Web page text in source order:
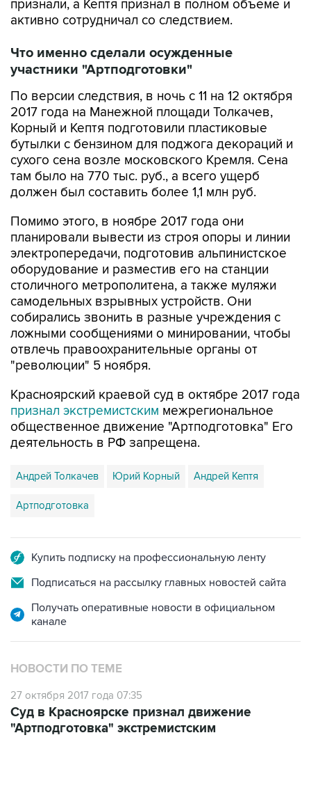
Что именно сделали осужденные
По версии следствия, в ночь с 11 на 12 октября
Корный и Кептя подготовили пластиковые
бутылки с бензином для поджога декораций и
сухого сена возле московского Кремля. Сена
там было на 770 тыс. руб., а всего ущерб
должен был составить более 1,1 млн руб.
Помимо этого, в ноябре 2017 года они
электропередачи, подготовив альпинистское
оборудование и разместив его на станции
столичного метрополитена, а также муляжи
самодельных взрывных устройств. Они
собирались звонить в разные учреждения с
ложными сообщениями о минировании, чтобы
отвлечь правоохранительные органы от
"революции" 5 ноября.
Красноярский краевой суд в октябре 2017 года
общественное движение "Артподготовка" Его
деятельность в РФ запрещена.
Андрей Толкачев Юрий Корный Андрей Кептя
Артподготовка
Подписаться на рассылку главных новостей сайта
Получать оперативные новости в официальном
НОВОСТИ ПО ТЕМЕ
27 октября 2017 года 07:35
"Артподготовка" экстремистским